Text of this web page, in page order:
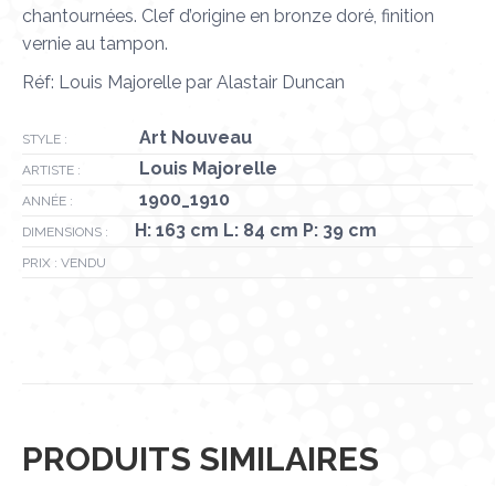
chantournées. Clef d’origine en bronze doré, finition
vernie au tampon.
Réf: Louis Majorelle par Alastair Duncan
STYLE : Art Nouveau
ARTISTE : Louis Majorelle
ANNÉE : 1900_1910
DIMENSIONS : H: 163 cm L: 84 cm P: 39 cm
PRIX : VENDU
PRODUITS SIMILAIRES